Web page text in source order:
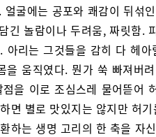
굴에는 공포와 쾌감이 뒤섞
긴 놀람이나 두려움, 짜릿함.
아리는 그것들을 감히 다 헤
을 움직였다. 뭔가 쑥 빠져버
을 이로 조심스레 물어뜯어
면 별로 맛있지는 않지만 허
하는 생명 고리의 한 축을 자